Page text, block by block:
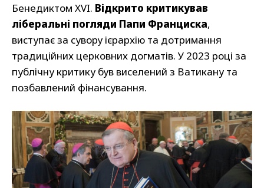
Бенедиктом XVI. Відкрито критикував
ліберальні погляди Папи Франциска,
виступає за сувору ієрархію та дотримання
традиційних церковних догматів. У 2023 році за
публічну критику був виселений з Ватикану та
позбавлений фінансування.